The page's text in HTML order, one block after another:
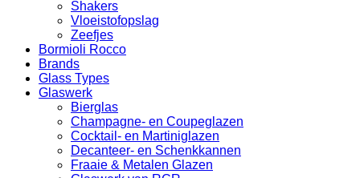
Shakers
Vloeistofopslag
Zeefjes
Bormioli Rocco
Brands
Glass Types
Glaswerk
Bierglas
Champagne- en Coupeglazen
Cocktail- en Martiniglazen
Decanteer- en Schenkkannen
Fraaie & Metalen Glazen